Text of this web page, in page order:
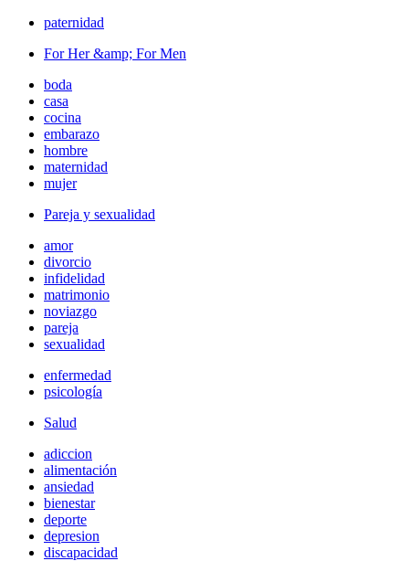
paternidad
For Her &amp; For Men
boda
casa
cocina
embarazo
hombre
maternidad
mujer
Pareja y sexualidad
amor
divorcio
infidelidad
matrimonio
noviazgo
pareja
sexualidad
enfermedad
psicología
Salud
adiccion
alimentación
ansiedad
bienestar
deporte
depresion
discapacidad